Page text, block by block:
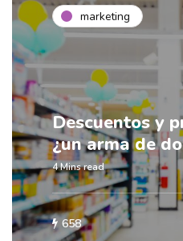
marketing
Descuentos y
¿un arma de
4 Mins read
658